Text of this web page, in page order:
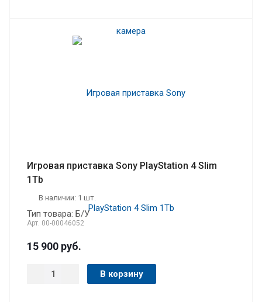
Игровая приставка Sony PlayStation 4 Slim
1Tb
В наличии: 1 шт.
Тип товара: Б/У
Арт. 00-00046052
15 900 руб.
В корзину